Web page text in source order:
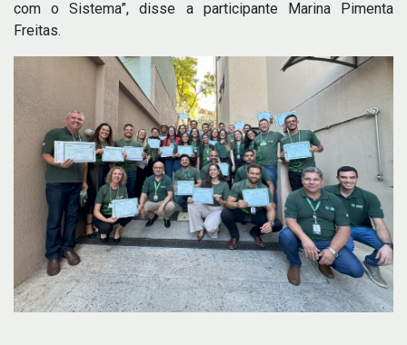
com o Sistema”, disse a participante Marina Pimenta
Freitas.